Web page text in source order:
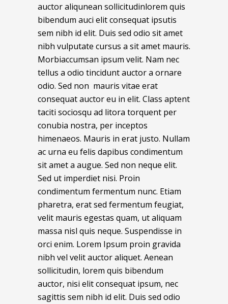
auctor aliqunean sollicitudinlorem quis
bibendum auci elit consequat ipsutis
sem nibh id elit. Duis sed odio sit amet
nibh vulputate cursus a sit amet mauris.
Morbiaccumsan ipsum velit. Nam nec
tellus a odio tincidunt auctor a ornare
odio. Sed non mauris vitae erat
consequat auctor eu in elit. Class aptent
taciti sociosqu ad litora torquent per
conubia nostra, per inceptos
himenaeos. Mauris in erat justo. Nullam
ac urna eu felis dapibus condimentum
sit amet a augue. Sed non neque elit.
Sed ut imperdiet nisi. Proin
condimentum fermentum nunc. Etiam
pharetra, erat sed fermentum feugiat,
velit mauris egestas quam, ut aliquam
massa nisl quis neque. Suspendisse in
orci enim. Lorem Ipsum proin gravida
nibh vel velit auctor aliquet. Aenean
sollicitudin, lorem quis bibendum
auctor, nisi elit consequat ipsum, nec
sagittis sem nibh id elit. Duis sed odio